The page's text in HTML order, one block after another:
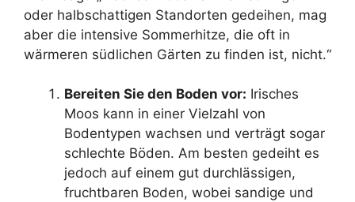
oder halbschattigen Standorten gedeihen, mag
aber die intensive Sommerhitze, die oft in
wärmeren südlichen Gärten zu finden ist, nicht.“
Bereiten Sie den Boden vor: Irisches
Moos kann in einer Vielzahl von
Bodentypen wachsen und verträgt sogar
schlechte Böden. Am besten gedeiht es
jedoch auf einem gut durchlässigen,
fruchtbaren Boden, wobei sandige und